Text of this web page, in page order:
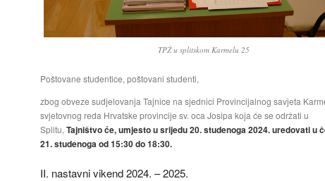
TPŽ u splitskom Karmelu 25
Poštovane studentice, poštovani studenti,
zbog obveze sudjelovanja Tajnice na sjednici Provincijalnog savjeta
svjetovnog reda Hrvatske provincije sv. oca Josipa koja će se održati u
Splitu, Tajništvo će, umjesto u srijedu 20. studenoga 2024. uredovati u
21. studenoga od 15:30 do 18:30.
II. nastavni vikend 2024. – 2025.